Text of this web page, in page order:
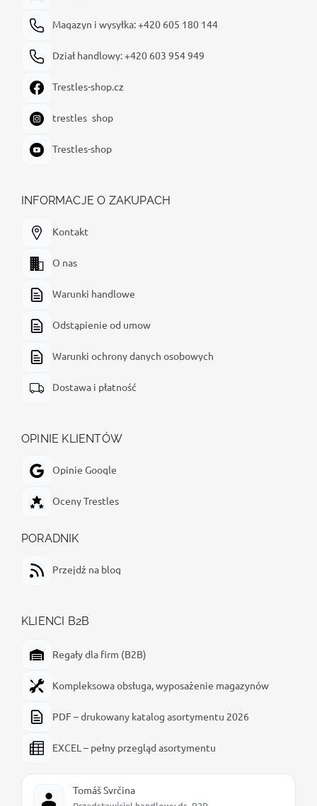
Magazyn i wysyłka: +420 605 180 144
Dział handlowy: +420 603 954 949
Trestles-shop.cz
trestles_shop
Trestles-shop
INFORMACJE O ZAKUPACH
Kontakt
O nas
Warunki handlowe
Odstąpienie od umow
Warunki ochrony danych osobowych
Dostawa i płatność
OPINIE KLIENTÓW
Opinie Google
Oceny Trestles
PORADNIK
Przejdź na blog
KLIENCI B2B
Regały dla firm (B2B)
Kompleksowa obsługa, wyposażenie magazynów
PDF – drukowany katalog asortymentu 2026
EXCEL – pełny przegląd asortymentu
Tomáš Svrčina